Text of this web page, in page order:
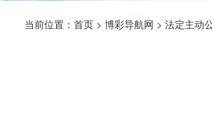
当前位置： 首页 > 博彩导航网 > 法定主动